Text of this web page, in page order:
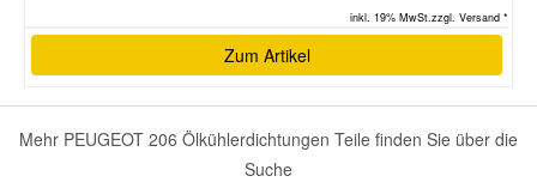
inkl. 19% MwSt.zzgl. Versand *
Zum Artikel
Mehr PEUGEOT 206 Ölkühlerdichtungen Teile finden Sie über die
Suche